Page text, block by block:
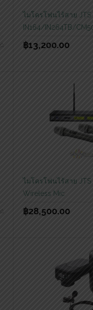
ไมโครโฟนไร้สาย JTS
IN164/IN264TB/
฿13,200.00
ไมโครโฟนไร้สาย JTS
Wireless Mic
฿28,500.00